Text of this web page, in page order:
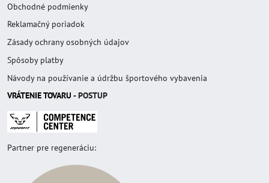
Obchodné podmienky
Reklamačný poriadok
Zásady ochrany osobných údajov
Spôsoby platby
Návody na používanie a údržbu športového vybavenia
VRÁTENIE TOVARU - POSTUP
Partner pre regeneráciu: